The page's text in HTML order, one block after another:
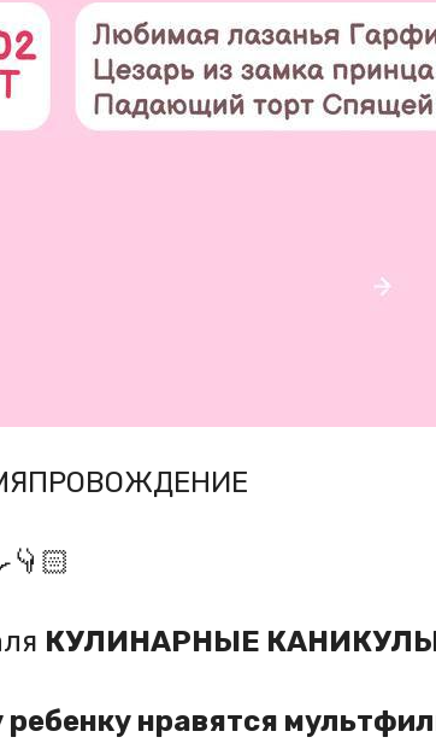
КУЛИНАРНЫЕ КАНИКУЛЫ
ребенку нравятся